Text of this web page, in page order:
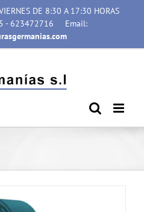
DE 8:30 A 17:30 HORAS
- 623472716
Email: